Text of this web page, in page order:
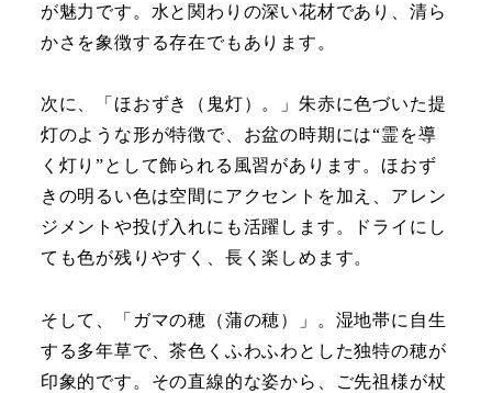
が魅力です。水と関わりの深い花材であり、清ら
かさを象徴する存在でもあります。
次に、「ほおずき（鬼灯）。」朱赤に色づいた提
灯のような形が特徴で、お盆の時期には“霊を導
く灯り”として飾られる風習があります。ほおず
きの明るい色は空間にアクセントを加え、アレン
ジメントや投げ入れにも活躍します。ドライにし
ても色が残りやすく、長く楽しめます。
そして、「ガマの穂（蒲の穂）」。湿地帯に自生
する多年草で、茶色くふわふわとした独特の穂が
印象的です。その直線的な姿から、ご先祖様が杖